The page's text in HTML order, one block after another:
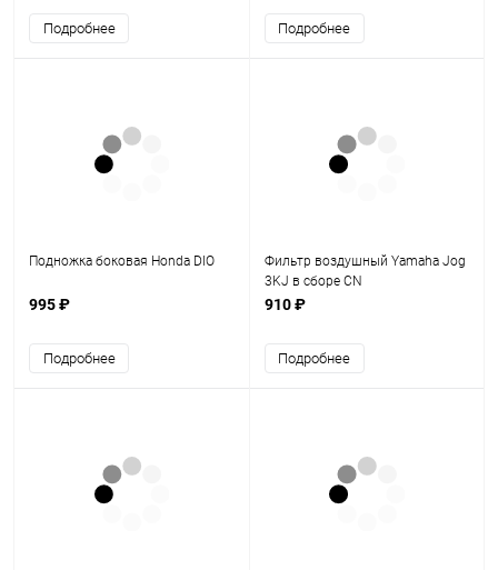
Подробнее Подробнее
Подножка боковая Honda DIO
995 ₽
Подробнее
Фильтр воздушный Yamaha Jog
3KJ в сборе CN
910 ₽
Подробнее